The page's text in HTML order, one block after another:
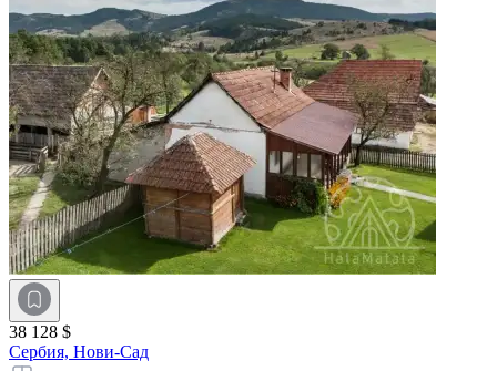
38 128 $
Сербия, Нови-Сад